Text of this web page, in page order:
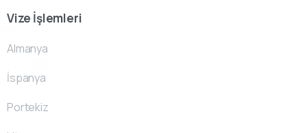
Vize İşlemleri
Almanya
İspanya
Portekiz